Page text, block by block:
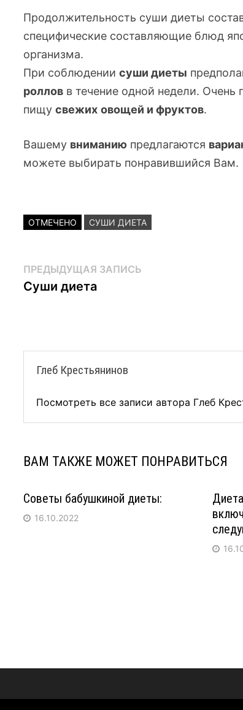
Продолжительность суши диеты
специфические составляющие блюд
организма.
При соблюдениисуши диеты
роллов в течение одной недели.
пищусвежих овощей и фруктов.
Вашему вниманию предлагаются
можете выбирать понравившийся Вам.
ОТМЕЧЕНО СУШИ ДИЕТА
Навигация
по
ПРЕДЫДУЩАЯ ЗАПИСЬ
Суши диета
Глеб Крестьянинов
Посмотреть все записи автора Глеб
ВАМ ТАКЖЕ МОЖЕТ ПОНРАВИТЬСЯ
Советы бабушкиной диеты:
16.10.2022